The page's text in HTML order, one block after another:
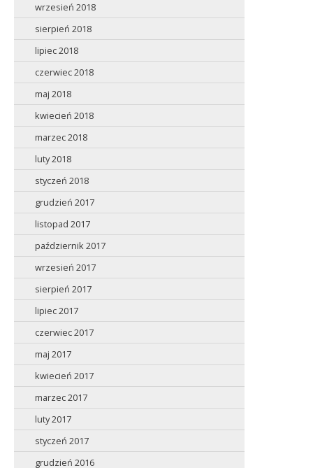
wrzesień 2018
sierpień 2018
lipiec 2018
czerwiec 2018
maj 2018
kwiecień 2018
marzec 2018
luty 2018
styczeń 2018
grudzień 2017
listopad 2017
październik 2017
wrzesień 2017
sierpień 2017
lipiec 2017
czerwiec 2017
maj 2017
kwiecień 2017
marzec 2017
luty 2017
styczeń 2017
grudzień 2016